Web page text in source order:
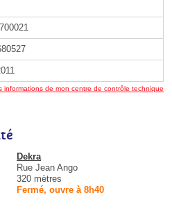
informations de mon centre de contrôle technique
Dekra
Rue Jean Ango
320 mètres
Fermé, ouvre à 8h40